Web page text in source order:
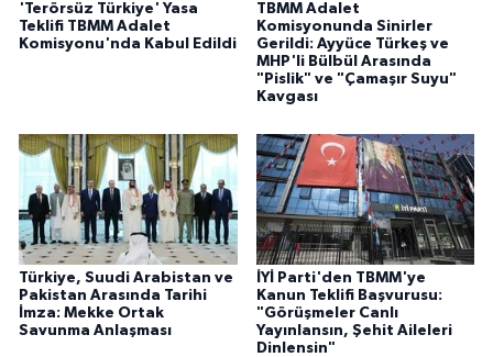
'Terörsüz Türkiye' Yasa
Teklifi TBMM Adalet
Komisyonu'nda Kabul Edildi
TBMM Adalet
Komisyonunda Sinirler
Gerildi: Ayyüce Türkeş ve
MHP'li Bülbül Arasında
"Pislik" ve "Çamaşır Suyu"
Kavgası
Türkiye, Suudi Arabistan ve
Pakistan Arasında Tarihi
İmza: Mekke Ortak
Savunma Anlaşması
İYİ Parti'den TBMM'ye
Kanun Teklifi Başvurusu:
"Görüşmeler Canlı
Yayınlansın, Şehit Aileleri
Dinlensin"